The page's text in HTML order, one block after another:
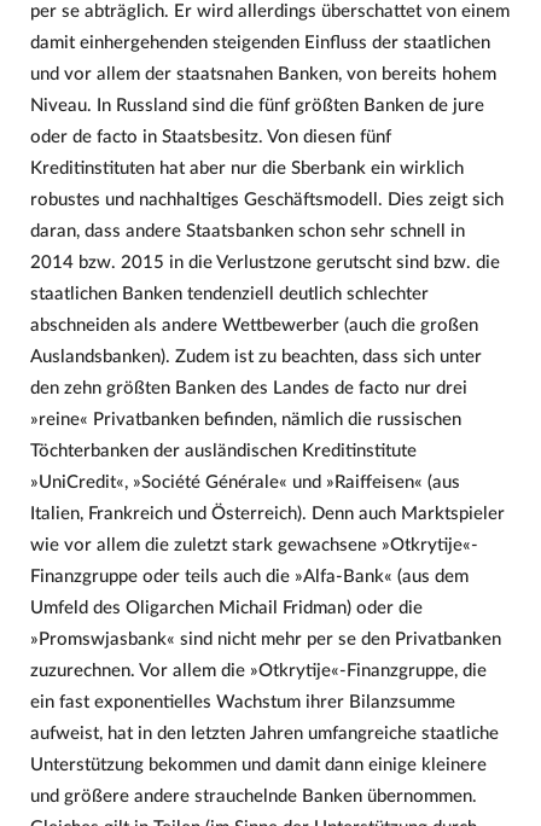
per se abträglich. Er wird allerdings überschattet von einem
damit einhergehenden steigenden Einfluss der staatlichen
und vor allem der staatsnahen Banken, von bereits hohem
Niveau. In Russland sind die fünf größten Banken de jure
oder de facto in Staatsbesitz. Von diesen fünf
Kreditinstituten hat aber nur die Sberbank ein wirklich
robustes und nachhaltiges Geschäftsmodell. Dies zeigt sich
daran, dass andere Staatsbanken schon sehr schnell in
2014 bzw. 2015 in die Verlustzone gerutscht sind bzw. die
staatlichen Banken tendenziell deutlich schlechter
abschneiden als andere Wettbewerber (auch die großen
Auslandsbanken). Zudem ist zu beachten, dass sich unter
den zehn größten Banken des Landes de facto nur drei
»reine« Privatbanken befinden, nämlich die russischen
Töchterbanken der ausländischen Kreditinstitute
»UniCredit«, »Société Générale« und »Raiffeisen« (aus
Italien, Frankreich und Österreich). Denn auch Marktspieler
wie vor allem die zuletzt stark gewachsene »Otkrytije«-
Finanzgruppe oder teils auch die »Alfa-Bank« (aus dem
Umfeld des Oligarchen Michail Fridman) oder die
»Promswjasbank« sind nicht mehr per se den Privatbanken
zuzurechnen. Vor allem die »Otkrytije«-Finanzgruppe, die
ein fast exponentielles Wachstum ihrer Bilanzsumme
aufweist, hat in den letzten Jahren umfangreiche staatliche
Unterstützung bekommen und damit dann einige kleinere
und größere andere strauchelnde Banken übernommen.